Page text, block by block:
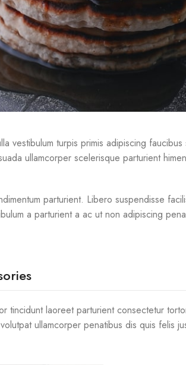
vestibulum turpis primis adipiscing
ullamcorper scelerisque parturient
parturient. Libero suspendisse
a parturient a ac ut non adipiscing
tincidunt laoreet parturient consectetur
ullamcorper penatibus dis quis felis